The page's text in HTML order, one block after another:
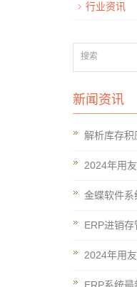
行业资讯
新闻资讯
金蝶软件系